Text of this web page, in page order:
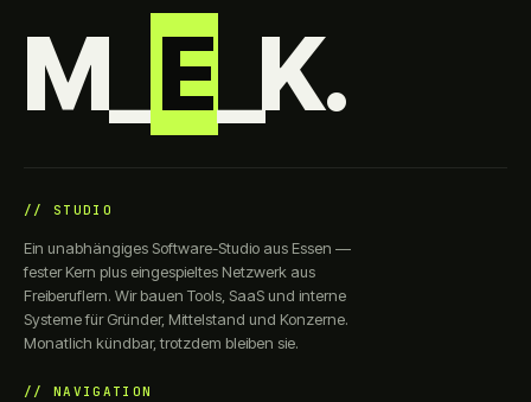
M_E_K.
// STUDIO
Ein unabhängiges Software-Studio aus Essen —
fester Kern plus eingespieltes Netzwerk aus
Freiberuflern. Wir bauen Tools, SaaS und interne
Systeme für Gründer, Mittelstand und Konzerne.
Monatlich kündbar, trotzdem bleiben sie.
// NAVIGATION